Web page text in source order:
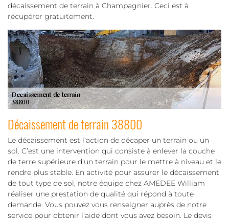
décaissement de terrain à Champagnier. Ceci est à
récupérer gratuitement.
Décaissement de terrain 38800
Le décaissement est l'action de décaper un terrain ou un
sol. C’est une intervention qui consiste à enlever la couche
de terre supérieure d'un terrain pour le mettre à niveau et le
rendre plus stable. En activité pour assurer le décaissement
de tout type de sol, notre équipe chez AMEDEE William
réaliser une prestation de qualité qui répond à toute
demande. Vous pouvez vous renseigner auprès de notre
service pour obtenir l’aide dont vous avez besoin. Le devis